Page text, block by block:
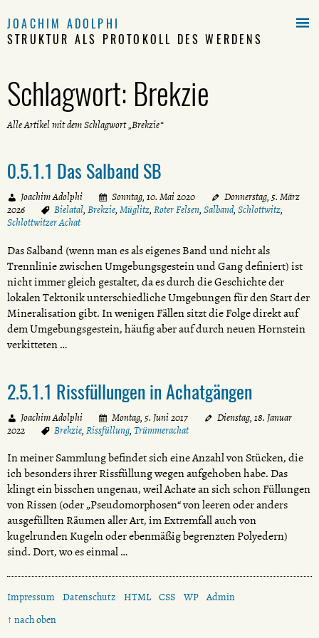
JOACHIM ADOLPHI
STRUKTUR ALS PROTOKOLL DES WERDENS
Schlagwort: Brekzie
Alle Artikel mit dem Schlagwort „Brekzie“
0.5.1.1 Das Salband SB
Joachim Adolphi Sonntag, 10. Mai 2020
Donnerstag, 5. März
2026
Bielatal, Brekzie, Müglitz, Roter Felsen, Salband, Schlottwitz,
Schlottwitzer Achat
Das Salband (wenn man es als eigenes Band und nicht als
Trennlinie zwischen Umgebungsgestein und Gang definiert) ist
nicht immer gleich gestaltet, da es durch die Geschichte der
lokalen Tektonik unterschiedliche Umgebungen für den Start der
Mineralisation gibt. In wenigen Fällen sitzt die Folge direkt auf
dem Umgebungsgestein, häufig aber auf durch neuen Hornstein
verkitteten …
2.5.1.1 Rissfüllungen in Achatgängen
Joachim Adolphi Montag, 5. Juni 2017
Dienstag, 18. Januar
2022
Brekzie, Rissfüllung, Trümmerachat
In meiner Sammlung befindet sich eine Anzahl von Stücken, die
ich besonders ihrer Rissfüllung wegen aufgehoben habe. Das
klingt ein bisschen ungenau, weil Achate an sich schon Füllungen
von Rissen (oder „Pseudomorphosen“ von leeren oder anders
ausgefüllten Räumen aller Art, im Extremfall auch von
kugelrunden Kugeln oder ebenmäßig begrenzten Polyedern)
sind. Dort, wo es einmal …

Impressum Datenschutz HTML CSS WP Admin
↑ nach oben